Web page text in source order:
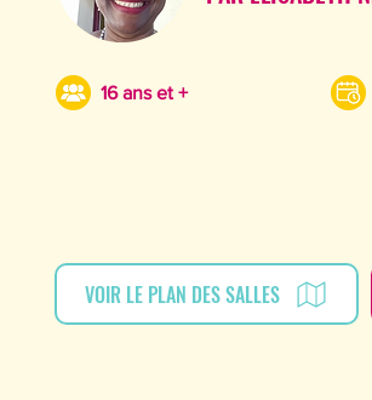
16 ans et +
VOIR LE PLAN DES SALLES